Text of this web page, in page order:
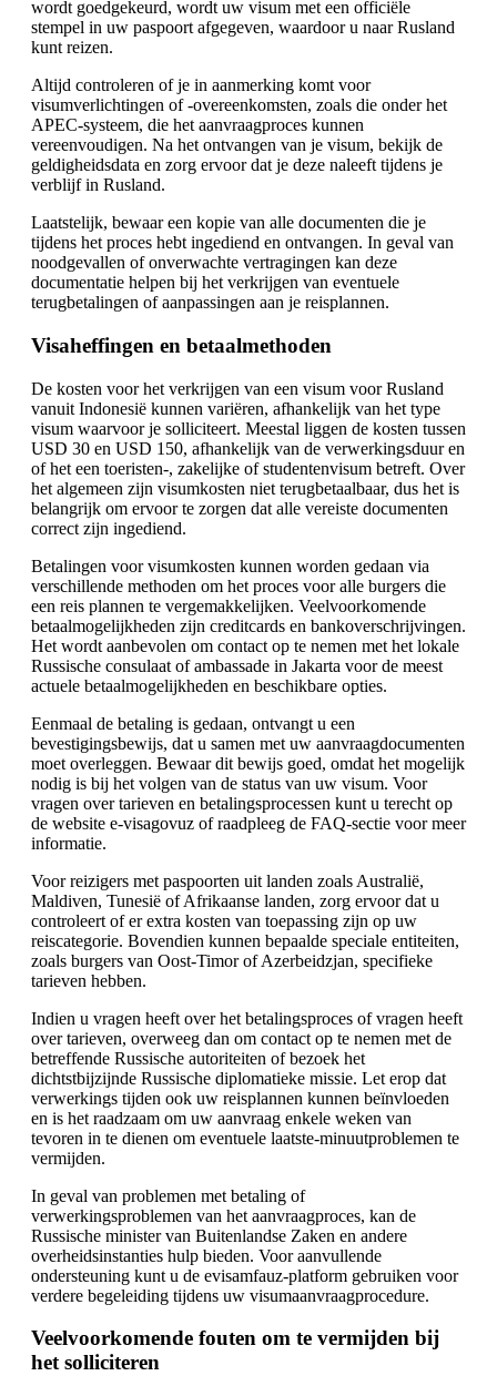
wordt goedgekeurd, wordt uw visum met een officiële
stempel in uw paspoort afgegeven, waardoor u naar Rusland
kunt reizen.
Altijd controleren of je in aanmerking komt voor
visumverlichtingen of -overeenkomsten, zoals die onder het
APEC-systeem, die het aanvraagproces kunnen
vereenvoudigen. Na het ontvangen van je visum, bekijk de
geldigheidsdata en zorg ervoor dat je deze naleeft tijdens je
verblijf in Rusland.
Laatstelijk, bewaar een kopie van alle documenten die je
tijdens het proces hebt ingediend en ontvangen. In geval van
noodgevallen of onverwachte vertragingen kan deze
documentatie helpen bij het verkrijgen van eventuele
terugbetalingen of aanpassingen aan je reisplannen.
Visaheffingen en betaalmethoden
De kosten voor het verkrijgen van een visum voor Rusland
vanuit Indonesië kunnen variëren, afhankelijk van het type
visum waarvoor je solliciteert. Meestal liggen de kosten tussen
USD 30 en USD 150, afhankelijk van de verwerkingsduur en
of het een toeristen-, zakelijke of studentenvisum betreft. Over
het algemeen zijn visumkosten niet terugbetaalbaar, dus het is
belangrijk om ervoor te zorgen dat alle vereiste documenten
correct zijn ingediend.
Betalingen voor visumkosten kunnen worden gedaan via
verschillende methoden om het proces voor alle burgers die
een reis plannen te vergemakkelijken. Veelvoorkomende
betaalmogelijkheden zijn creditcards en bankoverschrijvingen.
Het wordt aanbevolen om contact op te nemen met het lokale
Russische consulaat of ambassade in Jakarta voor de meest
actuele betaalmogelijkheden en beschikbare opties.
Eenmaal de betaling is gedaan, ontvangt u een
bevestigingsbewijs, dat u samen met uw aanvraagdocumenten
moet overleggen. Bewaar dit bewijs goed, omdat het mogelijk
nodig is bij het volgen van de status van uw visum. Voor
vragen over tarieven en betalingsprocessen kunt u terecht op
de website e-visagovuz of raadpleeg de FAQ-sectie voor meer
informatie.
Voor reizigers met paspoorten uit landen zoals Australië,
Maldiven, Tunesië of Afrikaanse landen, zorg ervoor dat u
controleert of er extra kosten van toepassing zijn op uw
reiscategorie. Bovendien kunnen bepaalde speciale entiteiten,
zoals burgers van Oost-Timor of Azerbeidzjan, specifieke
tarieven hebben.
Indien u vragen heeft over het betalingsproces of vragen heeft
over tarieven, overweeg dan om contact op te nemen met de
betreffende Russische autoriteiten of bezoek het
dichtstbijzijnde Russische diplomatieke missie. Let erop dat
verwerkings tijden ook uw reisplannen kunnen beïnvloeden
en is het raadzaam om uw aanvraag enkele weken van
tevoren in te dienen om eventuele laatste-minuutproblemen te
vermijden.
In geval van problemen met betaling of
verwerkingsproblemen van het aanvraagproces, kan de
Russische minister van Buitenlandse Zaken en andere
overheidsinstanties hulp bieden. Voor aanvullende
ondersteuning kunt u de evisamfauz-platform gebruiken voor
verdere begeleiding tijdens uw visumaanvraagprocedure.
Veelvoorkomende fouten om te vermijden bij
het solliciteren